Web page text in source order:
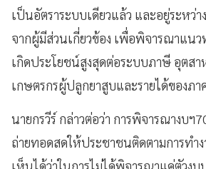
เป็นอัตราระบบเดียวแล้ว และอยู่ระหว่า
จากผู้มีส่วนเกี่ยวข้อง เพื่อพิจารณาแน
เกิดประโยชน์สูงสุดต่อระบบภาษี อุตสา
เกษตรกรผู้ปลูกยาสูบและรายได้ของภา
นายกรวีร์ กล่าวต่อว่า การพิจารณางบฯ
ถ่ายทอดสดให้ประชาชนติดตามการทำ